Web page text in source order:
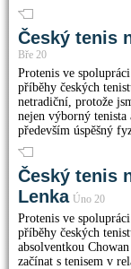
Český tenis
Bře 20
Protenis ve
příběhy českých
netradiční, protože
nejen výborný
především úspěšný
Český tenis
Lenka Úno 20
Protenis ve
příběhy českých
absolventkou
začínat s tenisem v